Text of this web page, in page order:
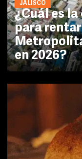
JALISCO
¿Cuál es
para
en 2026?